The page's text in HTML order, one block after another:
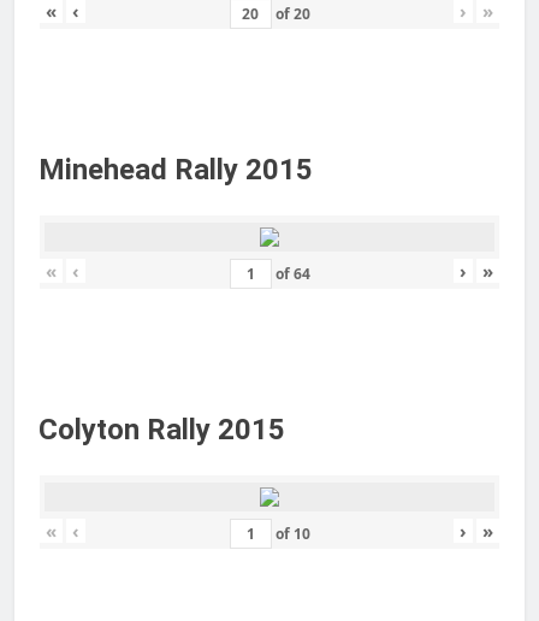
« ‹ of20 › »
Minehead Rally 2015
« ‹ of64 › »
Colyton Rally 2015
« ‹ of 10 › »